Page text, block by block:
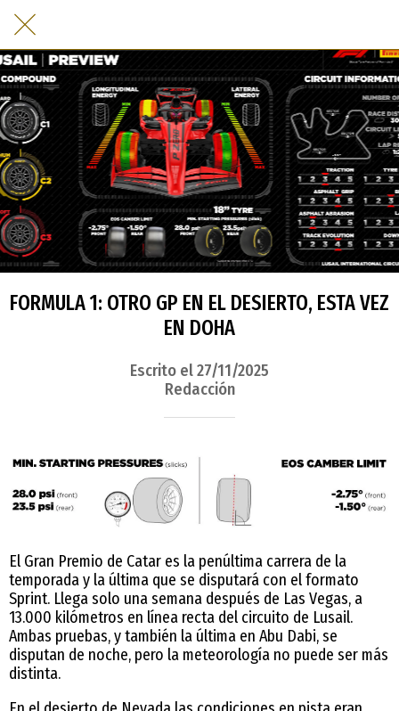
FORMULA 1: OTRO GP EN EL DESIERTO, ESTA VEZ
EN DOHA
Escrito el 27/11/2025
Redacción
El Gran Premio de Catar es la penúltima carrera de la
temporada y la última que se disputará con el formato
Sprint. Llega solo una semana después de Las Vegas, a
13.000 kilómetros en línea recta del circuito de Lusail.
Ambas pruebas, y también la última en Abu Dabi, se
disputan de noche, pero la meteorología no puede ser más
distinta.